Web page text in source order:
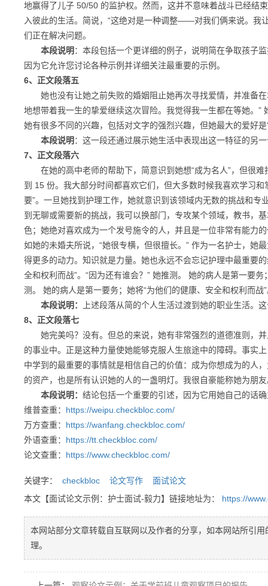
地赢得了儿子 50/50 的监护权。然而，这并不意味着战斗已经结
入彼此的生活。简说，“这绝对是一种调整——对我们俩来说。我
们正在解决问题。
本段说明 ：本段包括一个更详细的例子，说明简在争取孩子
因为它允许您讨论各种示例并详细关注最重要的示例。
6、正文段落五
她也没有让她之前失败的婚姻阻止她再次寻找爱情，并准备在
地想带着我一生的挚爱继续这次冒险。我觉得我一生都在等她。”
她有很多不同的兴趣，包括对文字的强烈兴趣，但她最大的爱好
本段说明 ：这一段还通过展示她生活中表现出这一特征的另
7、正文段落六
在她的高中老师的帮助下，简意识到她想“成为名人”，但很
到 15 份。我大部分时间都喜欢它们，但大多数时候我喜欢学习
要”。一旦她找到护理工作，她就意识到该领域内无数的挑战和
到无聊或需要新的挑战，我可以换部门，专攻某个领域，教书，
色；她绝对喜欢成为一个发号施令的人，并且是一位非常有能力
如她的未婚夫所说，“她很专横，但很擅长。” 作为一名护士，她
得更多的动力。知识就是力量。她也永远不会忘记护理中最重要
全和权利而战”。“因为还有谁会？” 她推测。 她的病人是第一要
测。 她的病人是第一要务；她将“为他们的健康、安全和权利而战
本段说明：
上述段落从简的个人生活过渡到她的职业生活。
8、正文段落七
她完美吗？没有。但总的来说，她有非常强烈的道德准则，并
的事业中。正是这种力量使她能够克服人生旅途中的障碍。事实
中学到的最重要的事情就是相信自己的价值：成为你想成为的人
的资产，也是所有认识她的人的一盏明灯。我很自豪能称她为朋
本段说明： 结论包括一个重要的引述，因为它用她自己的话
维普查重： https://weipu.checkbloc.com/
万方查重： https://wanfang.checkbloc.com/
外语查重： https://tt.checkbloc.com/
论文查重： https://www.checkbloc.com/
关键字： checkbloc 论文写作
面试论文
本文【面试论文示例：护士面试-毅力】链接地址为： https://
本网站部分文章转载自互联网以及作者的分享，如本网站所引
理。